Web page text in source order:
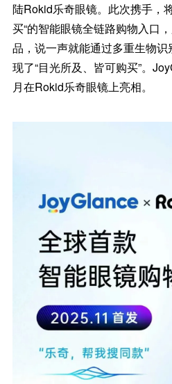
陆Rokid乐奇眼镜。此次携手，
买“的智能眼镜全链路购物入口
品，说一声就能通过多重生物
现了“目光所及、皆可购买”。
月在Rokid乐奇眼镜上亮相。